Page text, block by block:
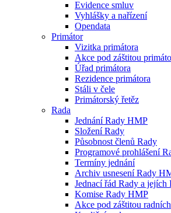
Evidence smluv
Vyhlášky a nařízení
Opendata
Primátor
Vizitka primátora
Akce pod záštitou
Úřad primátora
Rezidence primátora
Stáli v čele
Primátorský řetěz
Rada
Jednání Rady HMP
Složení Rady
Působnost členů Rady
Programové prohlášení
Termíny jednání
Archiv usnesení Rady
Jednací řád Rady a jejích
Komise Rady HMP
Akce pod záštitou radních